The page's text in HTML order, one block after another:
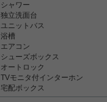
シャワー
独立洗面台
ユニットバス
浴槽
エアコン
シューズボックス
オートロック
TVモニタ付インターホン
宅配ボックス